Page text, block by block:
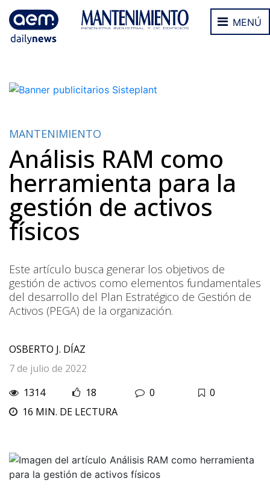
MENÚ
MANTENIMIENTO
Análisis RAM como
herramienta para la
gestión de activos
físicos
Este artículo busca generar los objetivos de
gestión de activos como elementos fundamentales
del desarrollo del Plan Estratégico de Gestión de
Activos (PEGA) de la organización.
OSBERTO J. DÍAZ
7 de julio de 2022
1314
18 0
0
16 MIN. DE LECTURA